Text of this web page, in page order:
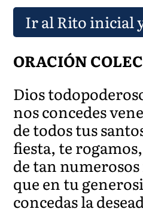
Ir al Rito inicial
ORACIÓN
Dios
nos concedes
de todos tus
fiesta, te
de tan
que en tu
concedas la